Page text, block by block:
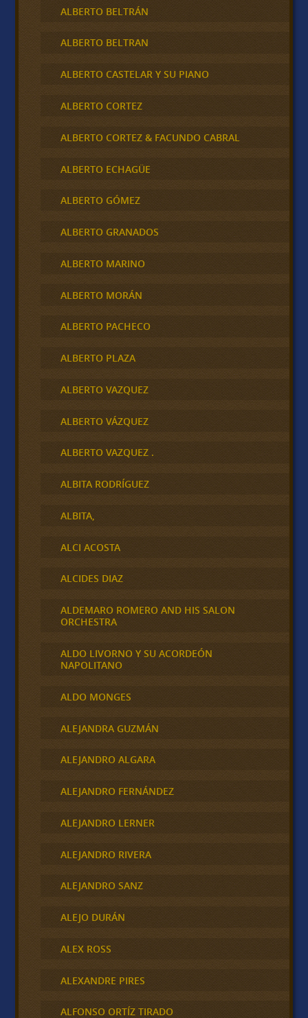
ALBERTO BELTRÁN
ALBERTO BELTRAN
ALBERTO CASTELAR Y SU PIANO
ALBERTO CORTEZ
ALBERTO CORTEZ & FACUNDO CABRAL
ALBERTO ECHAGÜE
ALBERTO GÓMEZ
ALBERTO GRANADOS
ALBERTO MARINO
ALBERTO MORÁN
ALBERTO PACHECO
ALBERTO PLAZA
ALBERTO VAZQUEZ
ALBERTO VÁZQUEZ
ALBERTO VAZQUEZ .
ALBITA RODRÍGUEZ
ALBITA,
ALCI ACOSTA
ALCIDES DIAZ
ALDEMARO ROMERO AND HIS SALON
ORCHESTRA
ALDO LIVORNO Y SU ACORDEÓN
NAPOLITANO
ALDO MONGES
ALEJANDRA GUZMÁN
ALEJANDRO ALGARA
ALEJANDRO FERNÁNDEZ
ALEJANDRO LERNER
ALEJANDRO RIVERA
ALEJANDRO SANZ
ALEJO DURÁN
ALEX ROSS
ALEXANDRE PIRES
ALFONSO ORTÍZ TIRADO